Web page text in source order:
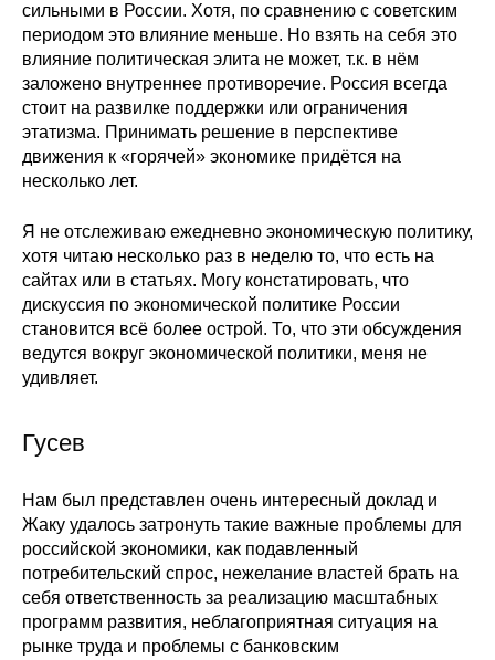
сильными в России. Хотя, по сравнению с советским
периодом это влияние меньше. Но взять на себя это
влияние политическая элита не может, т.к. в нём
заложено внутреннее противоречие. Россия всегда
стоит на развилке поддержки или ограничения
этатизма. Принимать решение в перспективе
движения к «горячей» экономике придётся на
несколько лет.
Я не отслеживаю ежедневно экономическую политику,
хотя читаю несколько раз в неделю то, что есть на
сайтах или в статьях. Могу констатировать, что
дискуссия по экономической политике России
становится всё более острой. То, что эти обсуждения
ведутся вокруг экономической политики, меня не
удивляет.
Гусев
Нам был представлен очень интересный доклад и
Жаку удалось затронуть такие важные проблемы для
российской экономики, как подавленный
потребительский спрос, нежелание властей брать на
себя ответственность за реализацию масштабных
программ развития, неблагоприятная ситуация на
рынке труда и проблемы с банковским